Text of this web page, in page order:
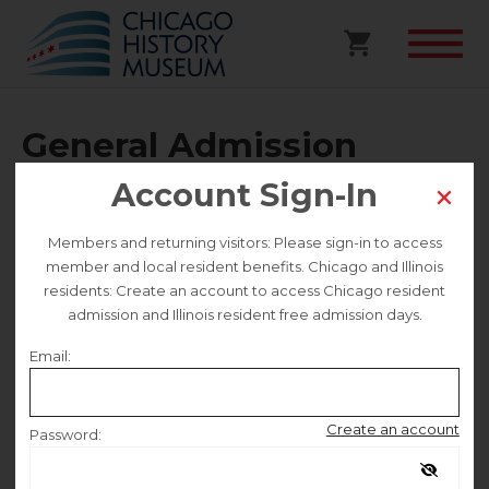
General Admission
Thursday July 24
Account Sign-In
Members and returning visitors: Please sign-in to access
member and local resident benefits. Chicago and Illinois
residents: Create an account to access Chicago resident
admission and Illinois resident free admission days.
Email:
Create an account
Password: